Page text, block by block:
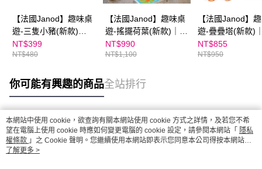
【法國Janod】趣味桌
遊-三隻小豬(新款)👉
APP限定優惠
NT$399
NT$480
【法國Janod】趣味桌
遊-搖擺荷葉(新款)｜玩
法多樣
NT$990
NT$1,100
【法國Janod】
遊-疊疊塔(新款)
遊戲
NT$855
NT$950
你可能有興趣的商品全站排行
熱門標籤
本網站中使用 cookie，欲查詢有關本網站使用 cookie 方式之詳情，及若您不希
望在電腦上使用 cookie 時應如何變更電腦的 cookie 設定，請參閱本網站「 隱私
權條款 」之 Cookie 聲明。您繼續使用本網站即表示您同意本公司得按本網站使
用條款之 Cookie 聲明使用 cookie。
了解更多 >